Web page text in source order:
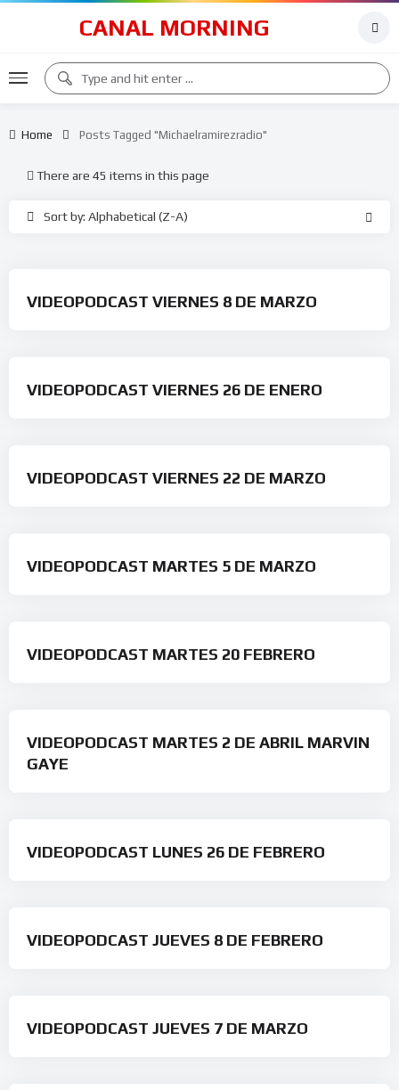
CANAL MORNING
Home Posts Tagged "michaelramirezradio"
Sort by: Alphabetical (Z-A)
There are 45 items in this page
VIDEOPODCAST VIERNES 8 DE MARZO
VIDEOPODCAST VIERNES 26 DE ENERO
VIDEOPODCAST VIERNES 22 DE MARZO
VIDEOPODCAST MARTES 5 DE MARZO
VIDEOPODCAST MARTES 20 FEBRERO
VIDEOPODCAST MARTES 2 DE ABRIL MARVIN
GAYE
VIDEOPODCAST LUNES 26 DE FEBRERO
VIDEOPODCAST JUEVES 8 DE FEBRERO
VIDEOPODCAST JUEVES 7 DE MARZO